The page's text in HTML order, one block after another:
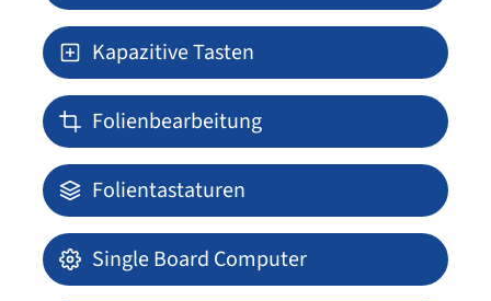
Kapazitive Tasten
Folienbearbeitung
Folientastaturen
Single Board Computer